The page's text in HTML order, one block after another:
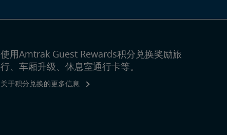
使用Amtrak Guest Rewards积分兑换奖励旅
行、车厢升级、休息室通行卡等。
关于积分兑换的更多信息